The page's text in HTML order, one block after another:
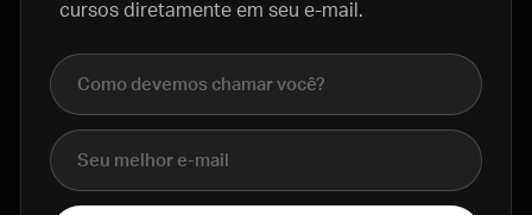
cursos diretamente em seu e-mail.
Nome completo
E-mail